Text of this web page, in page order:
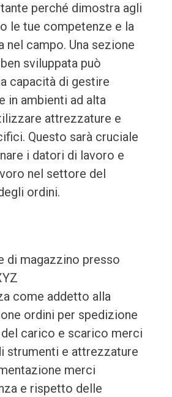
perché dimostra agli
le tue competenze e la
nel campo. Una sezione
sviluppata può
capacità di gestire
in ambienti ad alta
attrezzature e
Questo sarà cruciale
i datori di lavoro e
nel settore del
ordini.
di magazzino presso
come addetto alla
ordini per spedizione
carico e scarico merci
strumenti e attrezzature
merci
e rispetto delle